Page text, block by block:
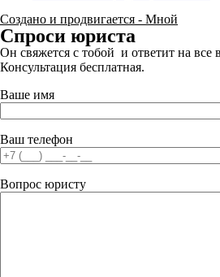
Создано и продвигается - Мной
Спроси юриста
Он свяжется с тобой и ответит на все
Консультация бесплатная.
Ваше имя
Ваш телефон
Вопрос юристу